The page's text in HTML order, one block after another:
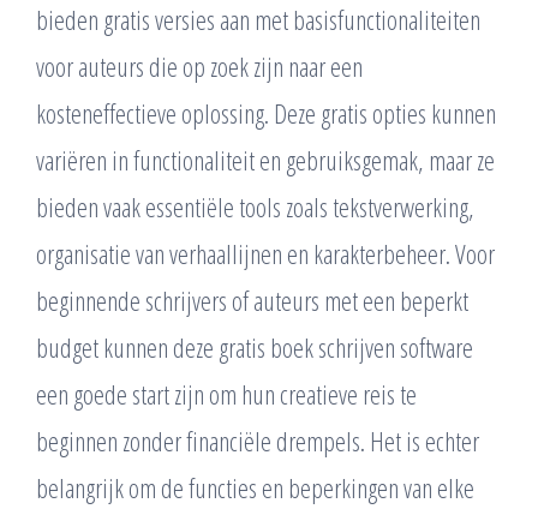
bieden gratis versies aan met basisfunctionaliteiten
voor auteurs die op zoek zijn naar een
kosteneffectieve oplossing. Deze gratis opties kunnen
variëren in functionaliteit en gebruiksgemak, maar ze
bieden vaak essentiële tools zoals tekstverwerking,
organisatie van verhaallijnen en karakterbeheer. Voor
beginnende schrijvers of auteurs met een beperkt
budget kunnen deze gratis boek schrijven software
een goede start zijn om hun creatieve reis te
beginnen zonder financiële drempels. Het is echter
belangrijk om de functies en beperkingen van elke